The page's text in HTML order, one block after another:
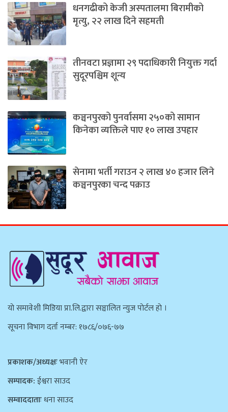
धनगढीको केजी अस्पतालमा बिरामीको
मृत्यु, २२ लाख दिने सहमती
तीनवटा प्रज्ञामा २९ पदाधिकारी नियुक्त गर्दा
सुदूरपश्चिम शून्य
कञ्चनपुरको पुनर्वासमा २५०को सामान
किनेका व्यक्तिले पाए १० लाख उपहार
सेनामा भर्ती गराउन २ लाख ४० हजार लिने
कञ्चनपुरका चन्द पक्राउ
याे समावेशी मिडिया प्रा.लि.द्वारा सञ्चालित न्युज पाेर्टल हाे ।
सूचना विभाग दर्ता नम्बर: १७८६/०७६-७७
प्रकाशक/अध्यक्षःभवानी ऐर
सम्पादक:ईश्वरा साउद
सम्वाददाताःधना साउद